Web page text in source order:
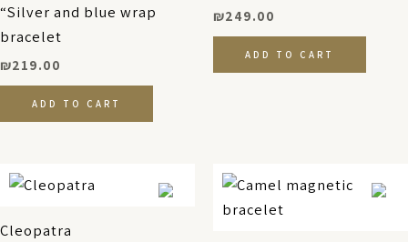
“Silver and blue wrap
bracelet
₪219.00
ADD TO CART
₪249.00
ADD TO CART
Cleopatra